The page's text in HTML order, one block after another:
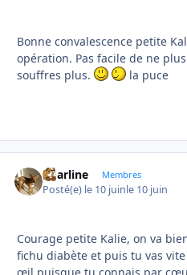
Bonne convalescence petite
opération. Pas facile de ne
souffres plus.
la puce
Charline Membres
Posté(e) le 10 juinle 10 juin
Courage petite Kalie, on va
fichu diabète et puis tu vas
œil puisque tu connais par